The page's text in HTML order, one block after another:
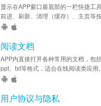
显示在APP窗口最底部的一栏快捷工
前进、刷新、清理（缓存）、主页等按
阅读文档
APP内直接打开各种常用的文档，包
ppt、txt等格式，适合在线阅读类应用。
用户协议与隐私